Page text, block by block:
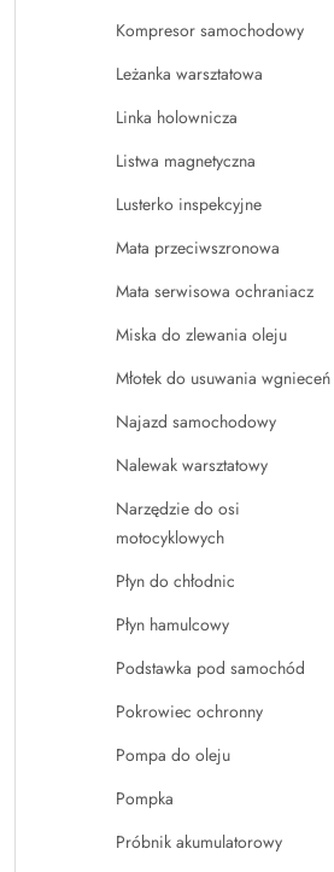
Kompresor samochodowy
Leżanka warsztatowa
Linka holownicza
Listwa magnetyczna
Lusterko inspekcyjne
Mata przeciwszronowa
Mata serwisowa ochraniacz
Miska do zlewania oleju
Młotek do usuwania wgnieceń
Najazd samochodowy
Nalewak warsztatowy
Narzędzie do osi
motocyklowych
Płyn do chłodnic
Płyn hamulcowy
Podstawka pod samochód
Pokrowiec ochronny
Pompa do oleju
Pompka
Próbnik akumulatorowy